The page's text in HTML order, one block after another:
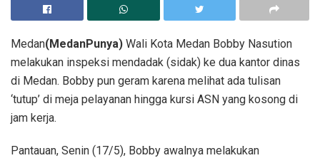
Medan(MedanPunya) Wali Kota Medan Bobby Nasution
melakukan inspeksi mendadak (sidak) ke dua kantor dinas
di Medan. Bobby pun geram karena melihat ada tulisan
‘tutup’ di meja pelayanan hingga kursi ASN yang kosong di
jam kerja.
Pantauan, Senin (17/5), Bobby awalnya melakukan